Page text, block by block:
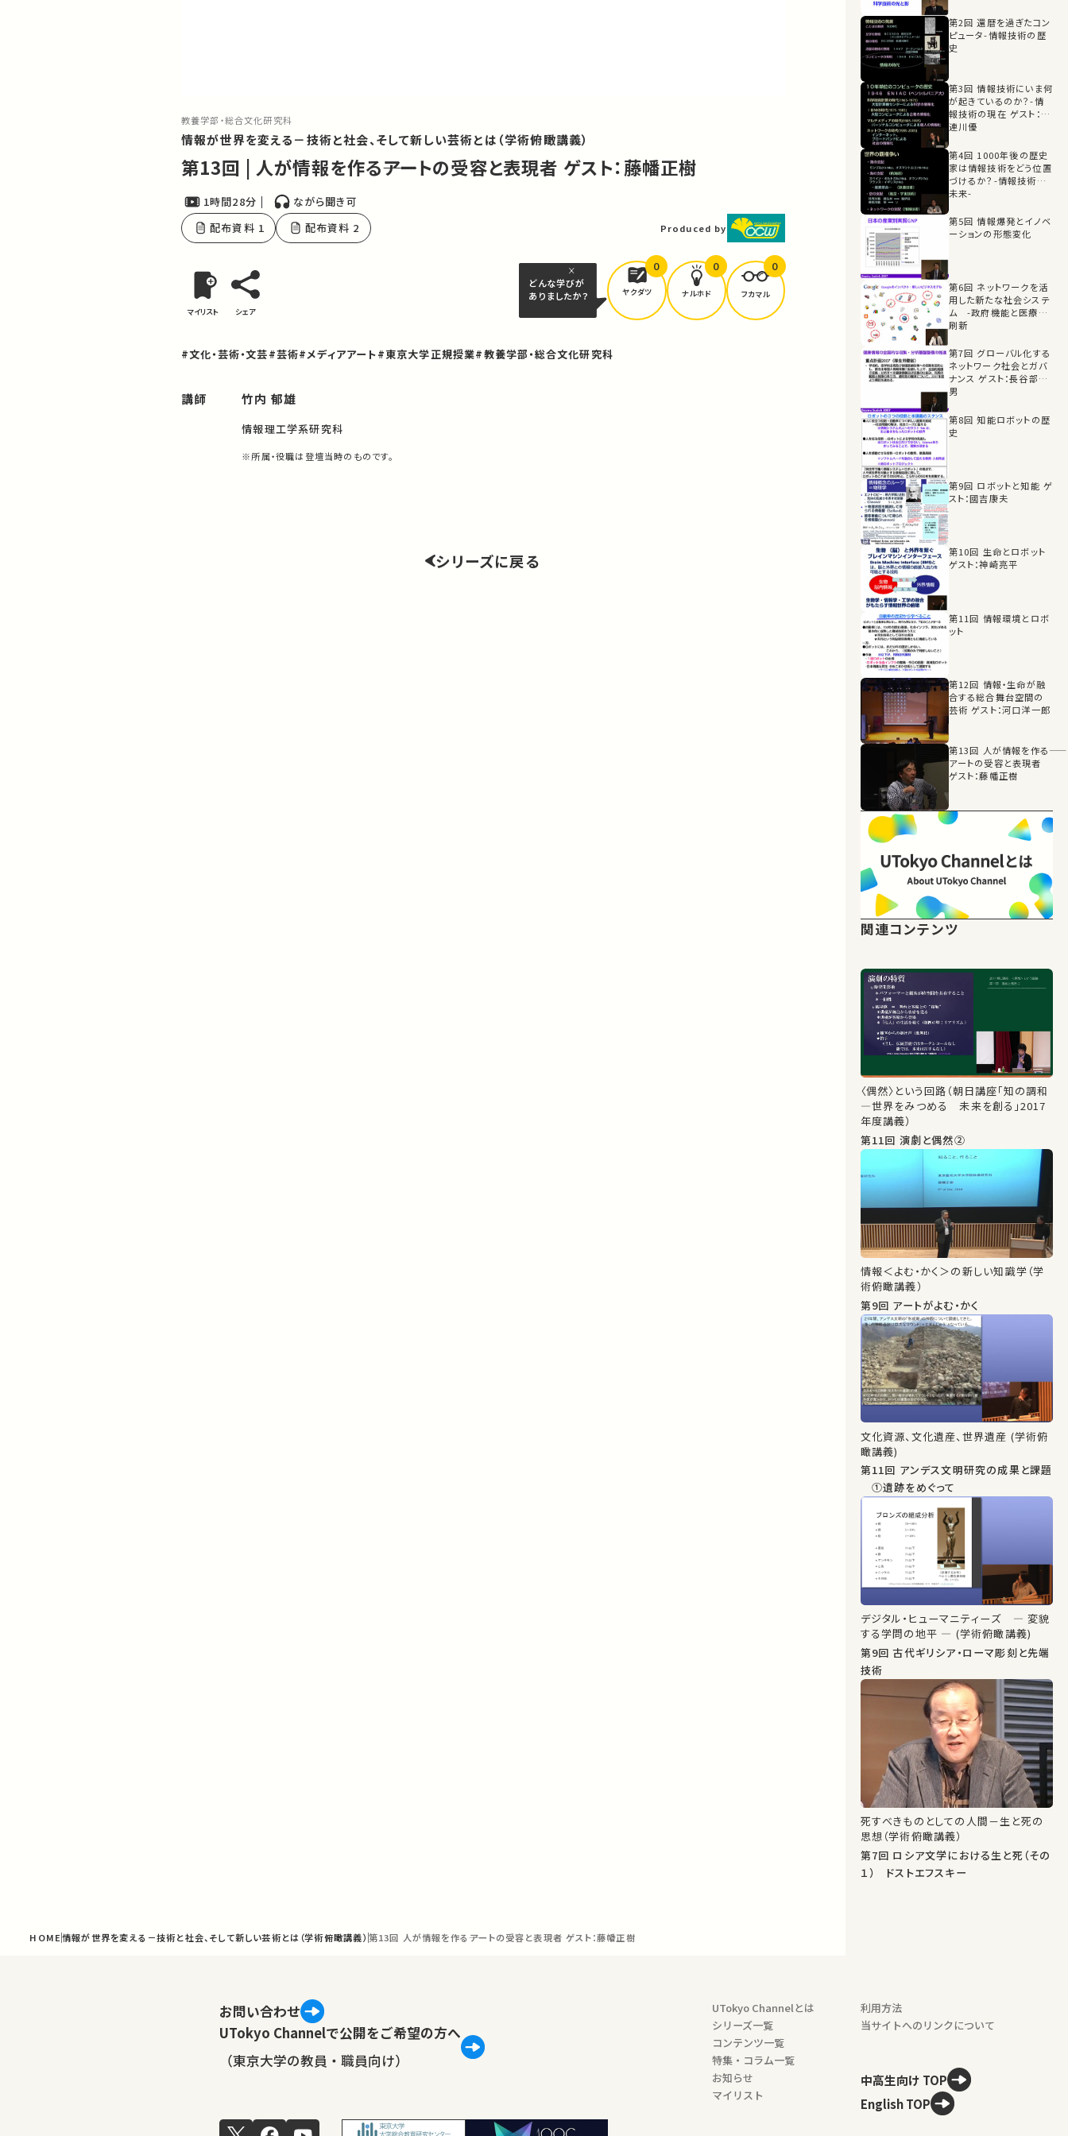
教養学部・総合文化研究科
情報が世界を変える－技術と社会、そして新しい芸術とは（学術俯瞰講義）
第13回 | 人が情報を作る――アートの受容と表現者 ゲスト：藤幡正樹
1時間28分
ながら聞き可
配布資料 1
配布資料 2 Produced by
マイリスト シェア
どんな学びが
ありましたか？
ヤクダツ
0
ナルホド
0
フカマル
0
#文化・芸術・文芸#芸術#メディアアート#東京大学正規授業#教養学部・総合文化研究科
講師 竹内 郁雄
情報理工学系研究科
※所属・役職は登壇当時のものです。
シリーズに戻る
HOME情報が世界を変える－技術と社会、そして新しい芸術とは（学術俯瞰講義） 第13回 人が情報を作る――アートの受容と表現者 ゲスト：藤幡正樹
第2回 還暦を過ぎたコン
ピュータ-情報技術の歴
史
第3回 情報技術にいま何
が起きているのか？-情
報技術の現在 ゲスト：喜
連川優
第4回 1000年後の歴史
家は情報技術をどう位置
づけるか？-情報技術の
未来-
第5回 情報爆発とイノベ
ーションの形態変化
第6回 ネットワークを活
用した新たな社会システ
ム -政府機能と医療の
刷新
第7回 グローバル化する
ネットワーク社会とガバ
ナンス ゲスト：長谷部恭
男
第8回 知能ロボットの歴
史
第9回 ロボットと知能 ゲ
スト：國吉康夫
第10回 生命とロボット
ゲスト：神崎亮平
第11回 情報環境とロボ
ット
第12回 情報・生命が融
合する総合舞台空間の
芸術 ゲスト：河口洋一郎
第13回 人が情報を作る――
アートの受容と表現者
ゲスト：藤幡正樹
関連コンテンツ
〈偶然〉という回路（朝日講座「知の調和
―世界をみつめる 未来を創る」2017
年度講義）
第11回 演劇と偶然②
情報＜よむ・かく＞の新しい知識学（学
術俯瞰講義）
第9回 アートがよむ・かく
文化資源、文化遺産、世界遺産 (学術俯
瞰講義)
第11回 アンデス文明研究の成果と課題
①遺跡をめぐって
デジタル・ヒューマニティーズ ― 変貌
する学問の地平 ― (学術俯瞰講義)
第9回 古代ギリシア・ローマ彫刻と先端
技術
死すべきものとしての人間－生と死の
思想（学術俯瞰講義）
第7回 ロシア文学における生と死（その
１） ドストエフスキー
お問い合わせ
UTokyo Channelで公開をご希望の方へ
（東京大学の教員・職員向け）
UTokyo Channelとは
シリーズ一覧
コンテンツ一覧
特集・コラム一覧
お知らせ
マイリスト
利用方法
当サイトへのリンクについて
中高生向け TOP
English TOP